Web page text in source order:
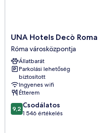
UNA
Hotels
Decò
Roma
Róma
városközpontja
UNA Hotels Decò Roma
Róma városközpontja
Állatbarát
Parkolási lehetőség
biztosított
Ingyenes wifi
Étterem
9.2
ennyiből:
9,2 Csodálatos
1 546 értékelés